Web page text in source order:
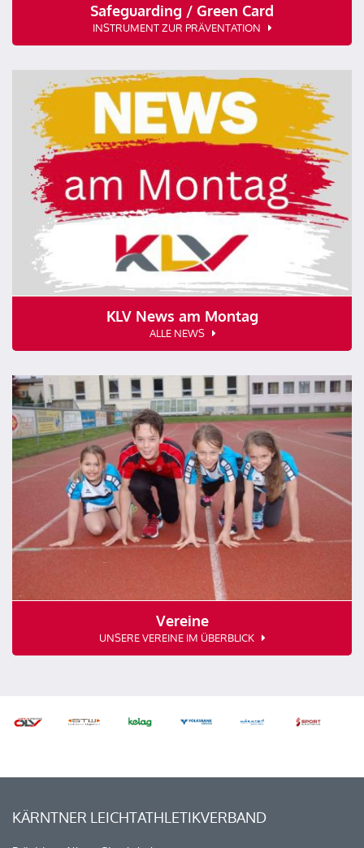
Safeguarding / Green Card
INSTRUMENT ZUR PRÄVENTATION
KLV News am Montag
ALLE NEWS
Vereine
UNSERE VEREINE IM ÜBERBLICK
KÄRNTNER LEICHTATHLETIKVERBAND